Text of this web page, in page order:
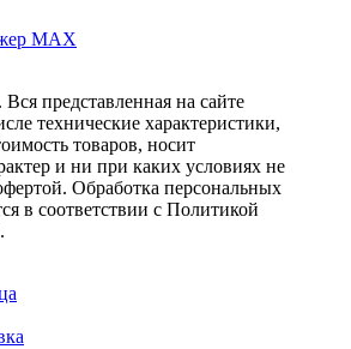
MAX
представленная на сайте
технические характеристики,
товаров, носит
и ни при каких условиях не
Обработка персональных
в соответствии с Политикой